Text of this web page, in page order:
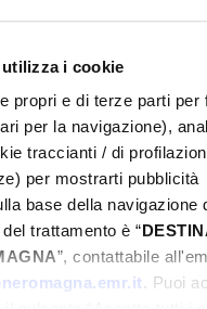
i cookie
propri e di terze parti per
per la navigazione),
traccianti / di
per mostrarti pubblicità
base della navigazione
trattamento è “
”, contattabile
. Puoi
die Organisatoren,
BUCHEN